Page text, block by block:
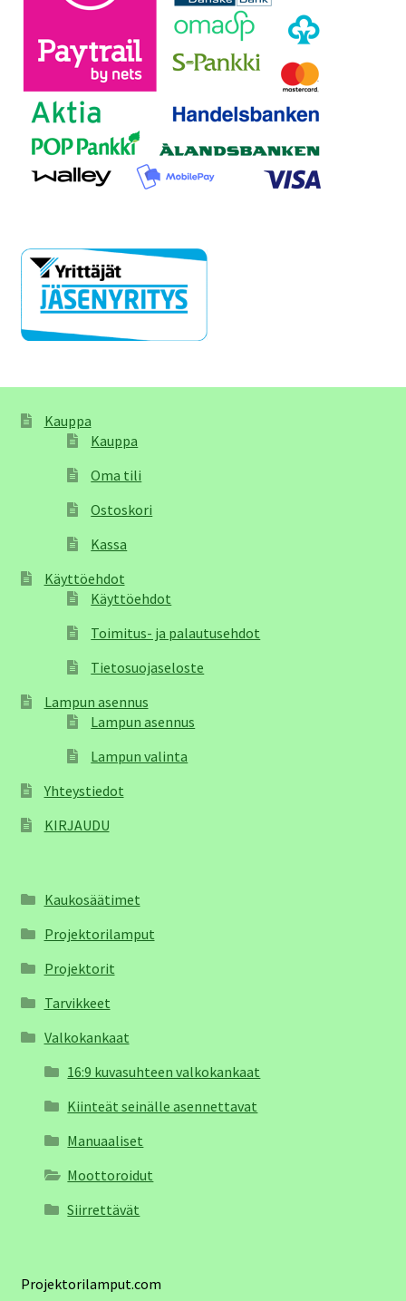
Kauppa
Kauppa
Oma tili
Ostoskori
Kassa
Käyttöehdot
Käyttöehdot
Toimitus- ja palautusehdot
Tietosuojaseloste
Lampun asennus
Lampun asennus
Lampun valinta
Yhteystiedot
KIRJAUDU
Kaukosäätimet
Projektorilamput
Projektorit
Tarvikkeet
Valkokankaat
16:9 kuvasuhteen valkokankaat
Kiinteät seinälle asennettavat
Manuaaliset
Moottoroidut
Siirrettävät
Projektorilamput.com